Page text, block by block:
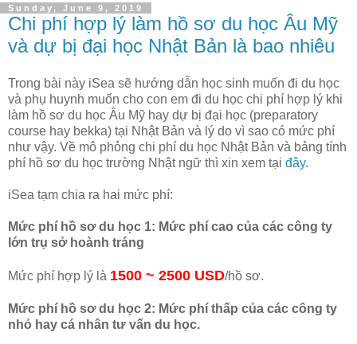
Sunday, June 9, 2019
Chi phí hợp lý làm hồ sơ du học Âu Mỹ
và dự bị đại học Nhật Bản là bao nhiêu
Trong bài này iSea sẽ hướng dẫn học sinh muốn đi du học
và phụ huynh muốn cho con em đi du học chi phí hợp lý khi
làm hồ sơ du học Âu Mỹ hay dự bị đại học (preparatory
course hay bekka) tại Nhật Bản và lý do vì sao có mức phí
như vậy. Về mô phỏng chi phí du học Nhật Bản và bảng tính
phí hồ sơ du học trường Nhật ngữ thì xin xem tại đây.
iSea tạm chia ra hai mức phí:
Mức phí hồ sơ du học 1: Mức phí cao của các công ty
lớn trụ sở hoành tráng
Mức phí hợp lý là 1500 ~ 2500 USD/hồ sơ.
Mức phí hồ sơ du học 2: Mức phí thấp của các công ty
nhỏ hay cá nhân tư vấn du học.